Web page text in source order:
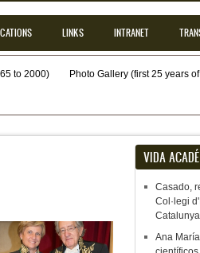
LINKS INTRANET
to 2000) Photo Gallery (first 25 years
VIDA
Casado,
Col·legi
Catalunya
Ana